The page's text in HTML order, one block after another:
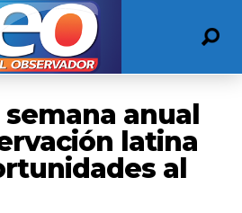
anual
latina
al